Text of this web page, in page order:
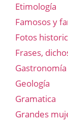
Etimología
Famosos y
Fotos
Frases,
Gastronomía
Geología
Gramatica
Grandes